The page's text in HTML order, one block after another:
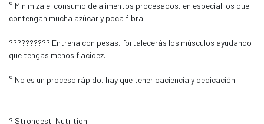
° Minimiza el consumo de alimentos procesados, en especial los que
contengan mucha azúcar y poca fibra.
????????‍?? Entrena con pesas, fortalecerás los músculos ayudando
que tengas menos flacidez.
° No es un proceso rápido, hay que tener paciencia y dedicación
? Strongest Nutrition